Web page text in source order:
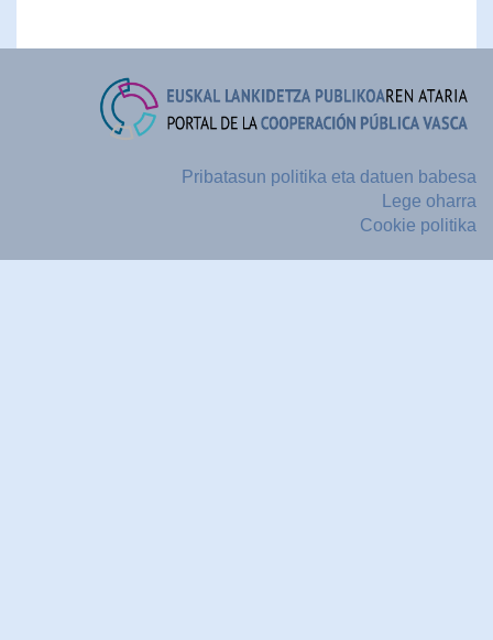
Pribatasun politika eta datuen babesa
Lege oharra
Cookie politika